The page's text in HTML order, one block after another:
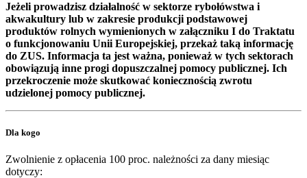
Jeżeli prowadzisz działalność w sektorze rybołówstwa i
akwakultury lub w zakresie produkcji podstawowej
produktów rolnych wymienionych w załączniku I do Traktatu
o funkcjonowaniu Unii Europejskiej, przekaż taką informację
do ZUS. Informacja ta jest ważna, ponieważ w tych sektorach
obowiązują inne progi dopuszczalnej pomocy publicznej. Ich
przekroczenie może skutkować koniecznością zwrotu
udzielonej pomocy publicznej.
Dla kogo
Zwolnienie z opłacenia 100 proc. należności za dany miesiąc
dotyczy: